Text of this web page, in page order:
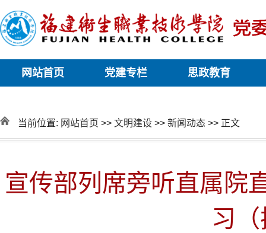
网站首页 党建专栏 思政教育
当前位置: 网站首页 >> 文明建设 >> 新闻动态 >> 正文
宣传部列席旁听直属院
习